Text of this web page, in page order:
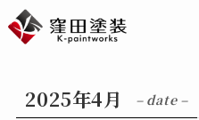
2025年4月 – date –